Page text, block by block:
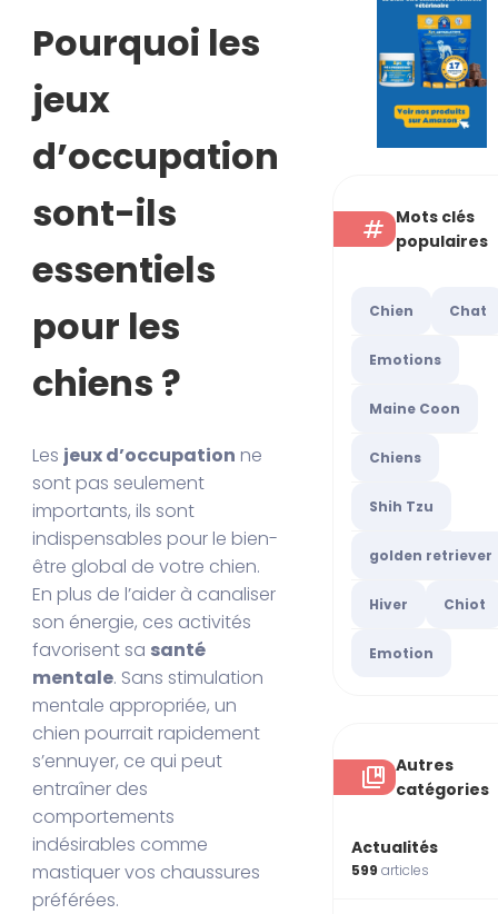
Pourquoi les
jeux
d’occupation
sont-ils
essentiels
pour les
chiens ?
Les jeux d’occupation ne
sont pas seulement
importants, ils sont
indispensables pour le bien-
être global de votre chien.
En plus de l’aider à canaliser
son énergie, ces activités
favorisent sa santé
mentale. Sans stimulation
mentale appropriée, un
chien pourrait rapidement
s’ennuyer, ce qui peut
entraîner des
comportements
indésirables comme
mastiquer vos chaussures
préférées.
Mots clés
populaires
Chien Chat
Emotions
Maine Coon
Chiens
Shih Tzu
golden retriever
Hiver Chiot
Emotion
Autres
catégories
Actualités
599articles